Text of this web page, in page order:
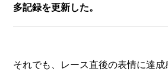
多記録を更新した。
それでも、レース直後の表情に達成